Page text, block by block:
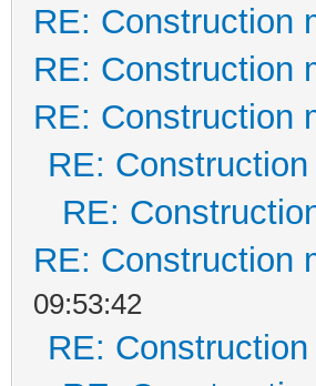
RE: Construction
RE: Construction
RE: Construction
RE:
RE:
RE: Construction
09:53:42
RE: